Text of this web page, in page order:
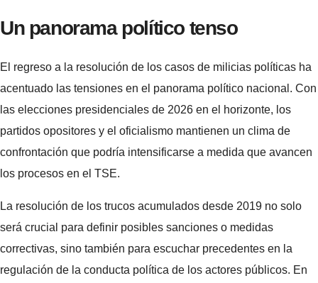
Un panorama político tenso
El regreso a la resolución de los casos de milicias políticas ha
acentuado las tensiones en el panorama político nacional. Con
las elecciones presidenciales de 2026 en el horizonte, los
partidos opositores y el oficialismo mantienen un clima de
confrontación que podría intensificarse a medida que avancen
los procesos en el TSE.
La resolución de los trucos acumulados desde 2019 no solo
será crucial para definir posibles sanciones o medidas
correctivas, sino también para escuchar precedentes en la
regulación de la conducta política de los actores públicos. En